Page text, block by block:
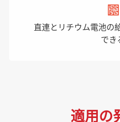
直連とリチウム電池の
でき
適用の